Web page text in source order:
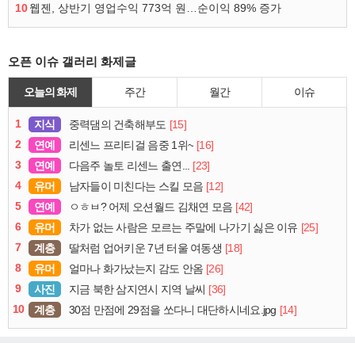
10웹젠, 상반기 영업수익 773억 원…순이익 89% 증가
오픈 이슈 갤러리 화제글
오늘의 화제 주간 월간 이슈
1 지식 중력댐의 건축해부도 [15]
2
연예 리센느 프리티걸 음중 1위~ [16]
3
연예 다음주 놀토 리센느 출연...
[23]
4
유머 남자들이 미친다는 스킬 모음 [12]
5
연예 ㅇㅎㅂ? 어제 오션월드 김채연 모음 [42]
6
유머 차가 없는 사람은 모르는 주말에 나가기 싫은 이유 [25]
7
계층 딸처럼 업어키운 7년 터울 여동생 [18]
8
유머 얼마나 화가났는지 감도 안옴 [26]
9
사진 지금 북한 삼지연시 지역 날씨 [36]
10
계층 30점 만점에 29점을 쏘다니 대단하시네요.jpg [14]